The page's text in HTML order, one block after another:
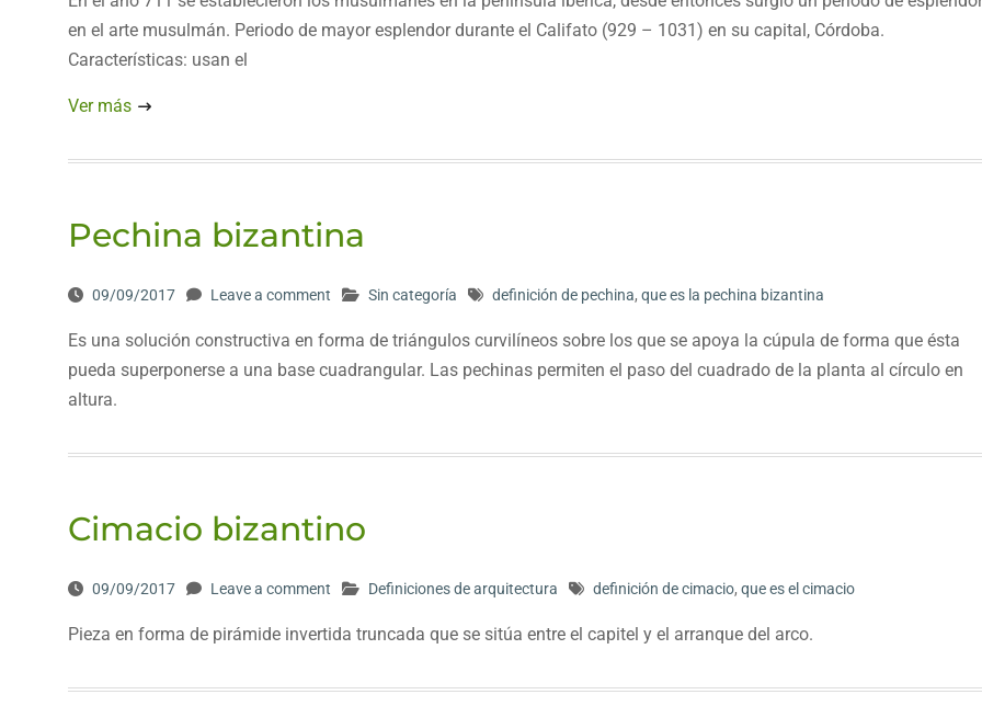
en el arte musulmán. Periodo de mayor esplendor durante el Califato (929 – 1031) en su capital, Córdoba.
Características: usan el
Ver más
Pechina bizantina
09/09/2017 Leave a comment Sin categoría definición de pechina, que es la pechina bizantina
Es una solución constructiva en forma de triángulos curvilíneos sobre los que se apoya la cúpula de forma que ésta
pueda superponerse a una base cuadrangular. Las pechinas permiten el paso del cuadrado de la planta al círculo en
altura.
Cimacio bizantino
09/09/2017 Leave a comment Definiciones de arquitectura definición de cimacio, que es el cimacio
Pieza en forma de pirámide invertida truncada que se sitúa entre el capitel y el arranque del arco.